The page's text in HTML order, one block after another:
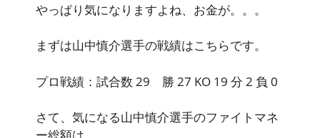
やっぱり気になりますよね、お金が。。。
まずは山中慎介選手の戦績はこちらです。
プロ戦績：試合数 29 勝 27 KO 19 分 2 負 0
さて、気になる山中慎介選手のファイトマネ